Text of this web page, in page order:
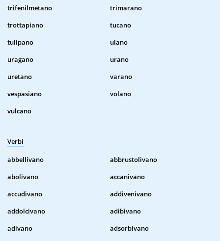
trifenilmetano
trimarano
trottapiano
tucano
tulipano
ulano
uragano
urano
uretano
varano
vespasiano
volano
vulcano
Verbi
abbellivano
abbrustolivano
abolivano
accanivano
accudivano
addivenivano
addolcivano
adibivano
adivano
adsorbivano